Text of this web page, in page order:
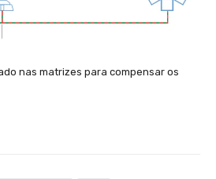
nas matrizes para compensar os